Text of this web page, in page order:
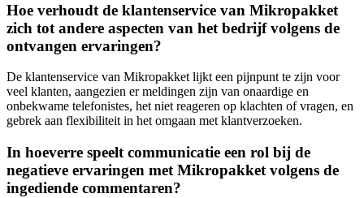
Hoe verhoudt de klantenservice van Mikropakket
zich tot andere aspecten van het bedrijf volgens de
ontvangen ervaringen?
De klantenservice van Mikropakket lijkt een pijnpunt te zijn voor
veel klanten, aangezien er meldingen zijn van onaardige en
onbekwame telefonistes, het niet reageren op klachten of vragen, en
gebrek aan flexibiliteit in het omgaan met klantverzoeken.
In hoeverre speelt communicatie een rol bij de
negatieve ervaringen met Mikropakket volgens de
ingediende commentaren?